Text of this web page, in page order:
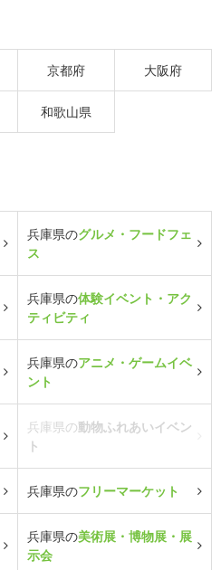
京都府 大阪府
和歌山県
兵庫県のグルメ・フードフェ
ス
兵庫県の体験イベント・アク
ティビティ
兵庫県のアニメ・ゲームイベ
ント
兵庫県の動物ふれあいイベン
ト
兵庫県のフリーマーケット
兵庫県の美術展・博物展・展
示会